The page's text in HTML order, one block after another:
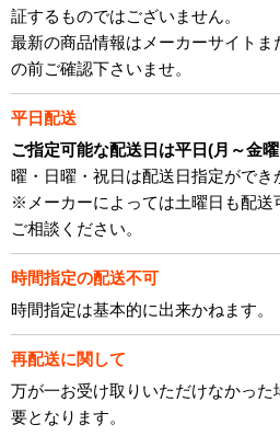
証するものではございません。
最新の商品情報はメーカーサイトま
の前ご確認下さいませ。
平日配送
ご指定可能な配送日は平日(月～金
曜・日曜・祝日は配送日指定ができ
※メーカーによっては土曜日も配送
ご相談ください。
時間指定の配送不可
時間指定は基本的に出来かねます。
再配送に関して
万が一お受け取りいただけなかっ
要となります。